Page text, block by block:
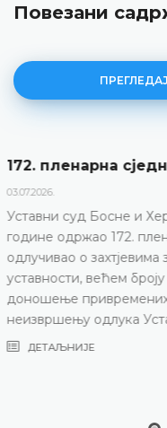
Повезани
Дневни ред 172.
23.06.2026.
Уставни суд Босне
пленарну сједницу
ДЕТАЉНИЈЕ